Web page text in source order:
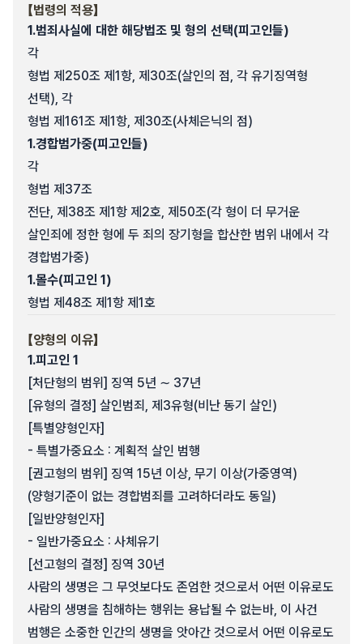
【법령의 적용】
1.범죄사실에 대한 해당법조 및 형의 선택(피고인들)
각
형법 제250조 제1항, 제30조(살인의 점, 각 유기징역형
선택), 각
형법 제161조 제1항, 제30조(사체은닉의 점)
1.경합범가중(피고인들)
각
형법 제37조
전단, 제38조 제1항 제2호, 제50조(각 형이 더 무거운
살인죄에 정한 형에 두 죄의 장기형을 합산한 범위 내에서 각
경합범가중)
1.몰수(피고인 1)
형법 제48조 제1항 제1호
【양형의 이유】
1.피고인 1
[처단형의 범위] 징역 5년 ∼ 37년
[유형의 결정] 살인범죄, 제3유형(비난 동기 살인)
[특별양형인자]
- 특별가중요소 : 계획적 살인 범행
[권고형의 범위] 징역 15년 이상, 무기 이상(가중영역)
(양형기준이 없는 경합범죄를 고려하더라도 동일)
[일반양형인자]
- 일반가중요소 : 사체유기
[선고형의 결정] 징역 30년
사람의 생명은 그 무엇보다도 존엄한 것으로서 어떤 이유로도
사람의 생명을 침해하는 행위는 용납될 수 없는바, 이 사건
범행은 소중한 인간의 생명을 앗아간 것으로서 어떤 이유로도